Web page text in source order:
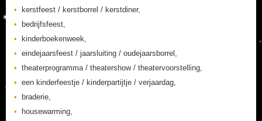
kerstfeest / kerstborrel / kerstdiner,
bedrijfsfeest,
kinderboekenweek,
eindejaarsfeest / jaarsluiting / oudejaarsborrel,
theaterprogramma / theatershow / theatervoorstelling,
een kinderfeestje / kinderpartijtje / verjaardag,
braderie,
housewarming,